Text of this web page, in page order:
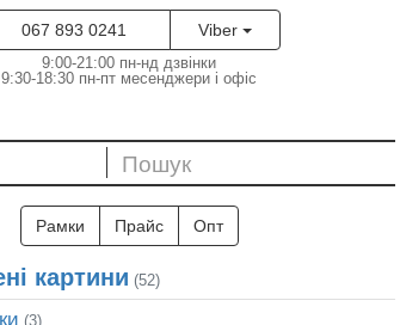
067 893 0241 Viber
9:00-21:00 пн-нд дзвінки
9:30-18:30 пн-пт месенджери і офіс
Рамки Прайс Опт
картини (52)
(3)